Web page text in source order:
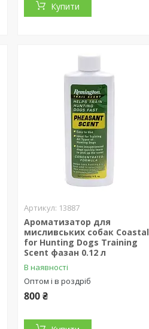
Купити
13887
Ароматизатор для
мисливських собак Coastal
for Hunting Dogs Training
Scent фазан 0.12 л
В наявності
Оптом і в роздріб
800 ₴